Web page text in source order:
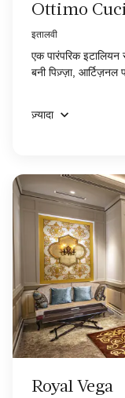
Ottimo
इतालवी
एक पारंपरिक
बनी पिज़्ज़ा,
ज़्यादा
Royal Vega